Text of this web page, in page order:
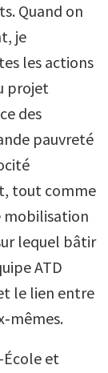
Quand on
je
les actions
projet
des
pauvreté
tout comme
mobilisation
lequel bâtir
ATD
le lien entre
École et